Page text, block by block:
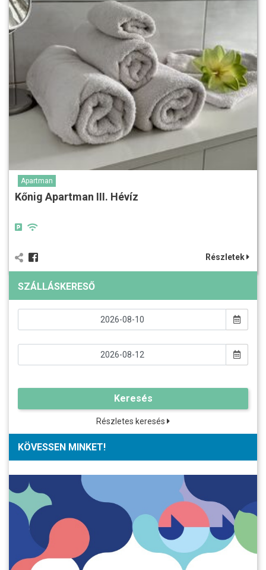
Apartman
Kőnig Apartman III. Hévíz
Részletek
SZÁLLÁSKERESŐ
Keresés
Részletes keresés
KÖVESSEN MINKET!